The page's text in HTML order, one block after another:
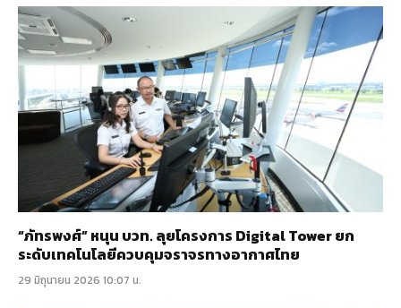
“ภัทรพงศ์” หนุน บวท. ลุยโครงการ Digital Tower ยก
ระดับเทคโนโลยีควบคุมจราจรทางอากาศไทย
29 มิถุนายน 2026 10:07 น.